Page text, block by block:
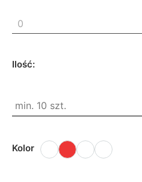
Ilość:
Kolor